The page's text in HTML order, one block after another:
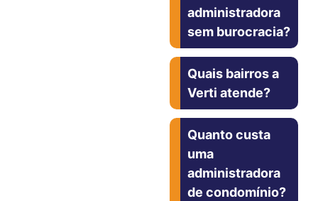
administradora
sem burocracia?
Quais bairros a
Verti atende?
Quanto custa
uma
administradora
de condomínio?